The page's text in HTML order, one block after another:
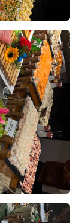
설명해 주셨고,
았습니다. 상담
했던 조건과 견
니다. 실제 예
사한 아모르홀
다.
와서 웨딩홀 시
부분 중 하나가
객분들이 식
.
께서 친절하게
.
었고, 테이블
기에 불편함이
+8